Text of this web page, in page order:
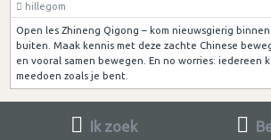
hillegom
Open les Zhineng Qigong – kom nieuwsgierig
buiten. Maak kennis met deze zachte Chinese
en vooral samen bewegen. En no worries: iedereen
meedoen zoals je bent.
Ik zoek